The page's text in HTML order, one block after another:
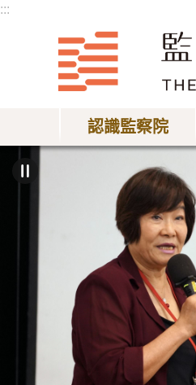
:::
認識監察院